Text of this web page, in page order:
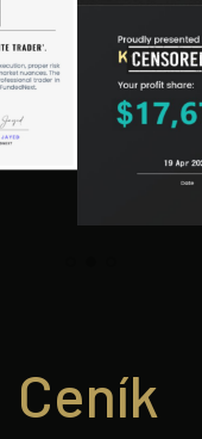
Ceník